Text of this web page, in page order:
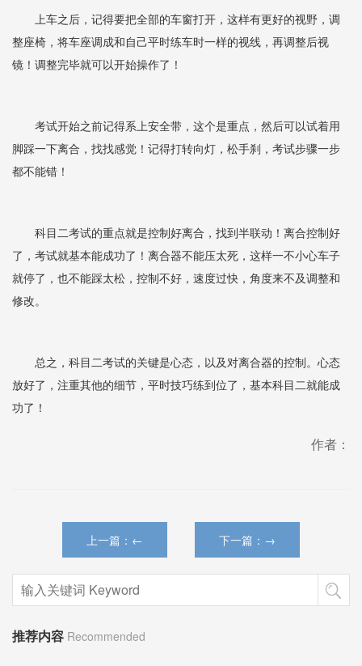
上车之后，记得要把全部的车窗打开，这样有更好的视野，调
整座椅，将车座调成和自己平时练车时一样的视线，再调整后视
镜！调整完毕就可以开始操作了！
考试开始之前记得系上安全带，这个是重点，然后可以试着用
脚踩一下离合，找找感觉！记得打转向灯，松手刹，考试步骤一步
都不能错！
科目二考试的重点就是控制好离合，找到半联动！离合控制好
了，考试就基本能成功了！离合器不能压太死，这样一不小心车子
就停了，也不能踩太松，控制不好，速度过快，角度来不及调整和
修改。
总之，科目二考试的关键是心态，以及对离合器的控制。心态
放好了，注重其他的细节，平时技巧练到位了，基本科目二就能成
功了！
作者：
上一篇：← 下一篇：→
推荐内容 Recommended